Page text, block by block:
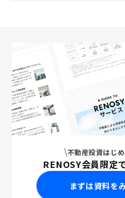
不動産投資はじ
RENOSY会員限定
まずは資料を